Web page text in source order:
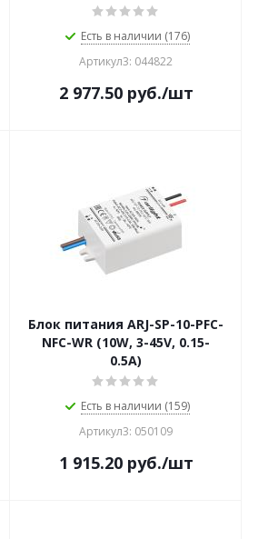
Есть в наличии (176)
Артикул3: 044822
2 977.50руб./шт
Блок питания ARJ-SP-10-PFC-
NFC-WR (10W, 3-45V, 0.15-
0.5A)
Есть в наличии (159)
Артикул3: 050109
1 915.20руб./шт